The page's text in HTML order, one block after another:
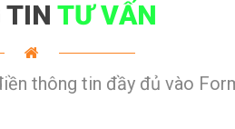
TIN TƯ VẤN
thông tin đầy đủ vào